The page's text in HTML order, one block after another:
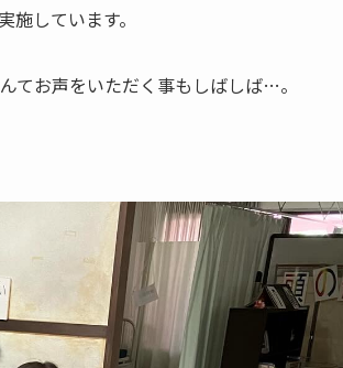
しています。
てお声をいただく事もしばしば…。